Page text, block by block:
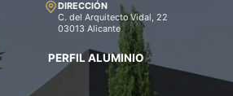
DIRECCIÓN
C. del Arquitecto Vidal, 22
03013 Alicante
PERFIL ALUMINIO